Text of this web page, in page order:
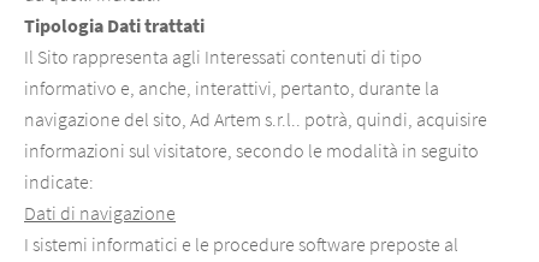
Tipologia Dati trattati
Il Sito rappresenta agli Interessati contenuti di tipo
informativo e, anche, interattivi, pertanto, durante la
navigazione del sito, Ad Artem s.r.l.. potrà, quindi, acquisire
informazioni sul visitatore, secondo le modalità in seguito
indicate:
Dati di navigazione
I sistemi informatici e le procedure software preposte al